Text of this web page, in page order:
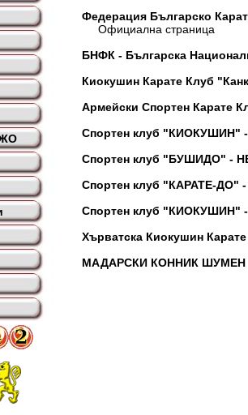
Федерация Българско
Официална страница
БНФК - Българска
Киокушин Карате Клуб
Армейски Спортен Карате
Спортен клуб "КИОКУШИН"
Спортен клуб "БУШИДО" -
Спортен клуб "КАРАТЕ-ДО"
Спортен клуб "КИОКУШИН"
Хърватска Киокушин
МАДАРСКИ КОННИК ШУМЕН